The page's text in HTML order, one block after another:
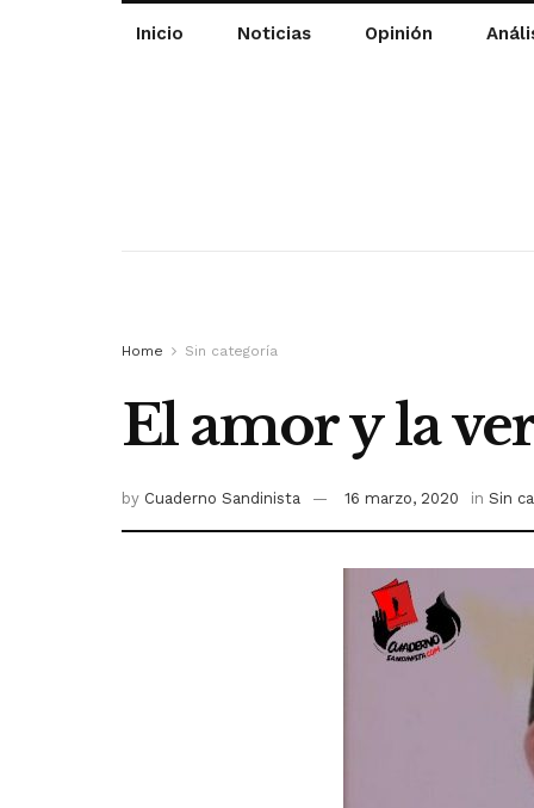
Inicio Noticias Opinión
Home Sin categoría
El amor y la
by Cuaderno Sandinista 16 marzo, 2020 in Sin